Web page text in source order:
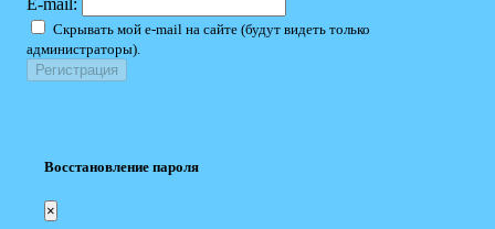
E-mail:
Скрывать мой e-mail на сайте (будут видеть только
администраторы).
Восстановление пароля
×